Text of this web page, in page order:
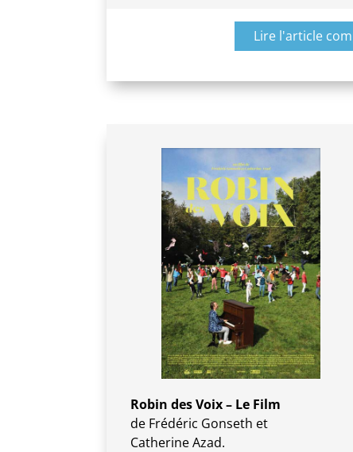
Lire l'article
Robin des Voix – Le Film
de Frédéric Gonseth et
Catherine Azad.